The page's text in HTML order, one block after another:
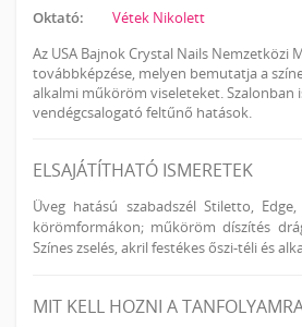
Oktató:
Vétek Nikolett
Az USA Bajnok Crystal Nails Nemzetközi
továbbképzése, melyen bemutatja a
alkalmi műköröm viseleteket. Szalonban
vendégcsalogató feltűnő hatások.
ELSAJÁTÍTHATÓ ISMERETEK
Üveg hatású szabadszél Stiletto,
körömformákon; műköröm díszítés
Színes zselés, akril festékes őszi-téli és
MIT KELL HOZNI A